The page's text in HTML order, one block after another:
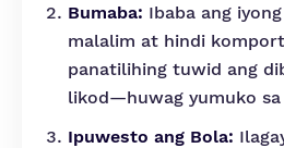
Bumaba: Ibaba ang
malalim at hindi
panatilihing tuwid ang
likod—huwag yumuko sa
Ipuwesto ang Bola: